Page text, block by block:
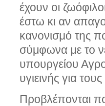
έχουν οι
έστω κι αν
κανονισμό της
σύμφωνα με το
υπουργείου
υγιεινής για
Προβλέπονται